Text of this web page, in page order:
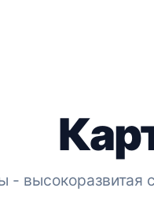
- высокоразвитая